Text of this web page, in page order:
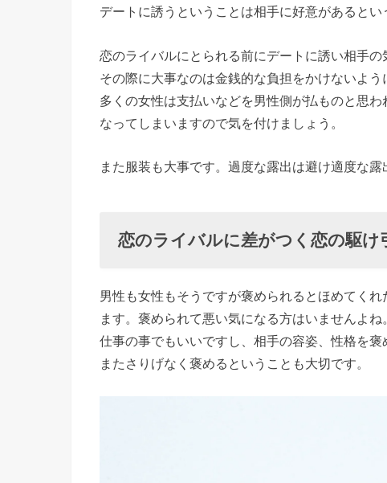
引き方法
②褒める
ことを忘
れない
イバルに
引き方法
話を笑顔
で聞く
› 恋のラ
イバルに
デートに誘うということは相手に好意があるとい
恋のライバルにとられる前にデートに誘い相手
その際に大事なのは金銭的な負担をかけないよ
多くの女性は支払いなどを男性側が払ものと思
なってしまいますので気を付けましょう。
また服装も大事です。過度な露出は避け適度な露
恋のライバルに差がつく恋の駆
男性も女性もそうですが褒められるとほめてく
ます。褒められて悪い気になる方はいませんよね。
仕事の事でもいいですし、相手の容姿、性格を褒
またさりげなく褒めるということも大切です。